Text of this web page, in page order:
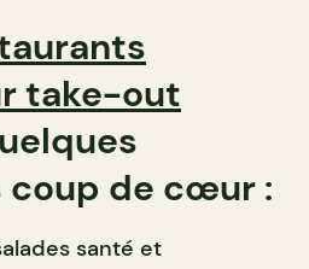
take-out
coup de cœur :
santé et